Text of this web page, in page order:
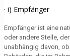
· i) Empfänger
Empfänger ist eine
oder andere Stelle,
unabhängig davon,